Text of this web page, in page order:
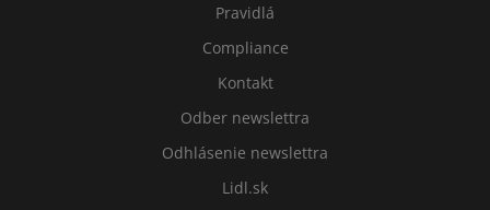
Pravidlá
Compliance
Kontakt
Odber newslettra
Odhlásenie newslettra
Lidl.sk